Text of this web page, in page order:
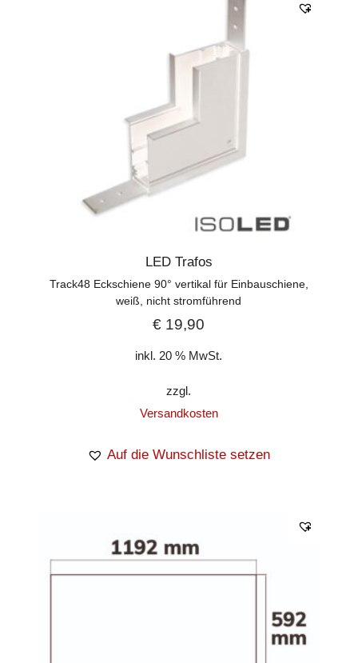
LED Trafos
Track48 Eckschiene 90° vertikal für Einbauschiene,
weiß, nicht stromführend
€ 19,90
inkl. 20 % MwSt.
zzgl.
Versandkosten
Auf die Wunschliste setzen